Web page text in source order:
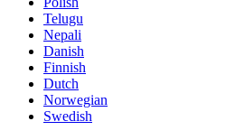
Telugu
Nepali
Danish
Finnish
Dutch
Norwegian
Swedish